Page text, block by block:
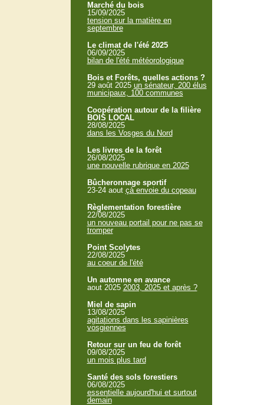
Marché du bois
15/09/2025
tension sur la matière en
septembre
Le climat de l'été 2025
06/09/2025
bilan de l'été météorologique
Bois et Forêts, quelles actions ?
29 août 2025 un sénateur, 200 élus
municipaux, 100 communes
Coopération autour de la filière
BOIS LOCAL
28/08/2025
dans les Vosges du Nord
Les livres de la forêt
26/08/2025
une nouvelle rubrique en 2025
Bûcheronnage sportif
23-24 aout çà envoie du copeau
Règlementation forestière
22/08/2025
un nouveau portail pour ne pas se
tromper
Point Scolytes
22/08/2025
au coeur de l'été
Un automne en avance
aout 2025 2003, 2025 et après ?
Miel de sapin
13/08/2025
agitations dans les sapinières
vosgiennes
Retour sur un feu de forêt
09/08/2025
un mois plus tard
Santé des sols forestiers
06/08/2025
essentielle aujourd'hui et surtout
demain